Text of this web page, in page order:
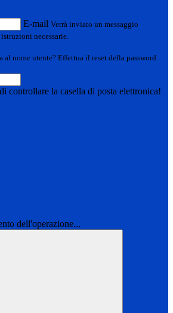
E-mail Verrà inviato un messaggio
necessarie.
al nome utente? Effettua il reset della password
controllare la casella di posta elettronica!
dell'operazione...